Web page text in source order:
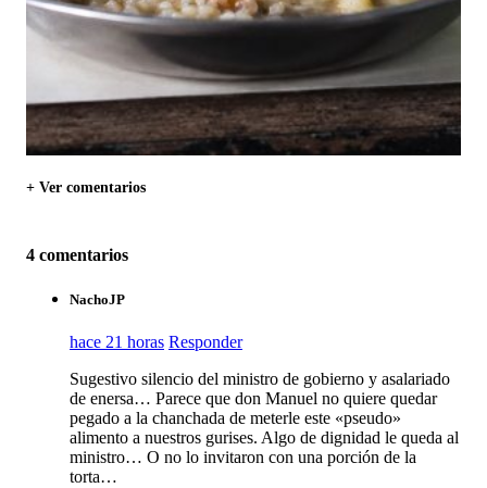
+ Ver comentarios
4 comentarios
NachoJP
hace 21 horas Responder
Sugestivo silencio del ministro de gobierno y asalariado
de enersa… Parece que don Manuel no quiere quedar
pegado a la chanchada de meterle este «pseudo»
alimento a nuestros gurises. Algo de dignidad le queda al
ministro… O no lo invitaron con una porción de la
torta…